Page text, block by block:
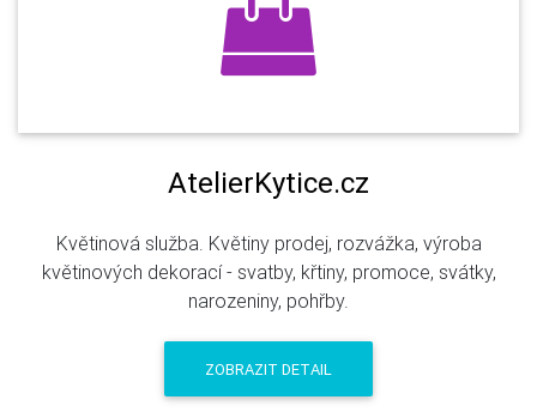
AtelierKytice.cz
Květinová služba. Květiny prodej, rozvážka, výroba
květinových dekorací - svatby, křtiny, promoce, svátky,
narozeniny, pohřby.
ZOBRAZIT DETAIL